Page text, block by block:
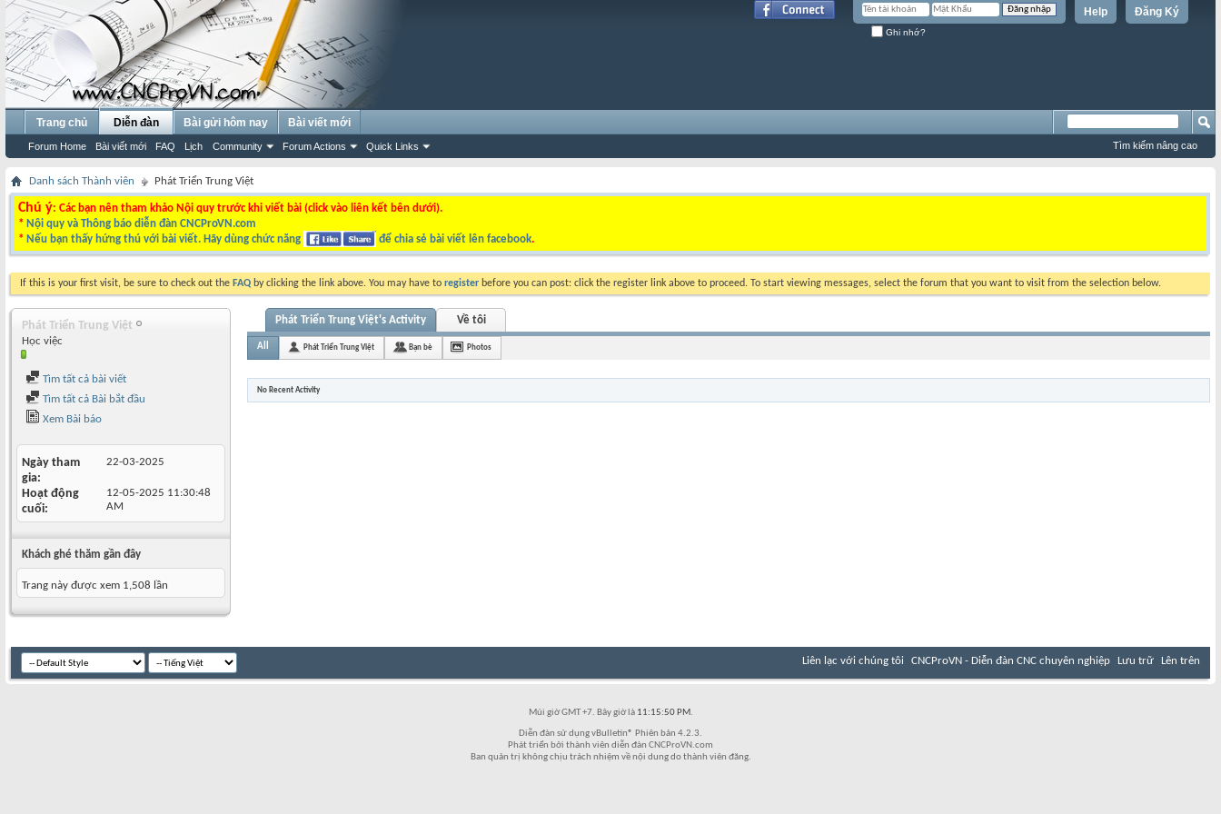
Đăng Ký
Help
Ghi nhớ?
Trang chủ Diễn đàn
Forum Home Bài viết mới FAQ Lịch Community Forum Actions Quick Links
Bài gửi hôm nay Bài viết mới
Tìm kiếm nâng cao
Danh sách Thành viên Phát Triển Trung Việt
Chú ý: Các bạn nên tham khảo Nội quy trước khi viết bài (click vào liên kết bên dưới).
* Nội quy và Thông báo diễn đàn CNCProVN.com
* Nếu bạn thấy hứng thú với bài viết. Hãy dùng chức năng để chia sẻ bài viết lên facebook.
If this is your first visit, be sure to check out the FAQ by clicking the link above. You may have to register before you can post: click the register link above to proceed. To start viewing messages, select the forum that you want to visit from the selection below.
Phát Triển Trung Việt
Học việc
Tìm tất cả bài viết
Tìm tất cả Bài bắt đầu
Xem Bài báo
Ngày tham
gia
22-03-2025
Hoạt động
cuối
12-05-2025 11:30:48
AM
Khách ghé thăm gần đây
Trang này được xem 1,508 lần
Phát Triển Trung Việt's Activity Về tôi
All Phát Triển Trung Việt Bạn bè Photos
No Recent Activity
Liên lạc với chúng tôi CNCProVN - Diễn đàn CNC chuyên nghiệp Lưu trữ Lên trên
Múi giờ GMT +7. Bây giờ là 11:15:50 PM.
Diễn đàn sử dụng vBulletin® Phiên bản 4.2.3.
Phát triển bởi thành viên diễn đàn CNCProVN.com
Ban quản trị không chịu trách nhiệm về nội dung do thành viên đăng.